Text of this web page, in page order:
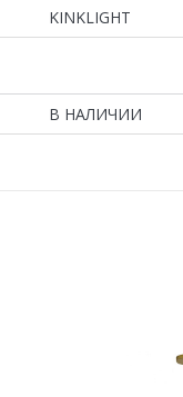
KINKLIGHT
В НАЛИЧИИ